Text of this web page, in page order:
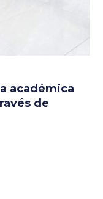
académica
de